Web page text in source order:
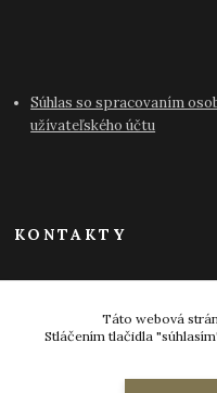
Súhlas so spracovaním
užívateľského účtu
KONTAKTY
Táto webová
Stláčením tlačidla